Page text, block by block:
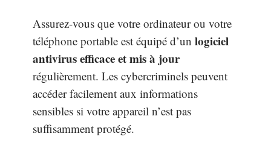
Assurez-vous que votre ordinateur ou votre
téléphone portable est équipé d’un logiciel
antivirus efficace et mis à jour
régulièrement. Les cybercriminels peuvent
accéder facilement aux informations
sensibles si votre appareil n’est pas
suffisamment protégé.